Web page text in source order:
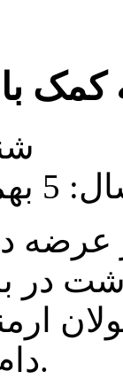
کمک
17:15
عرضه
در
دام وارد کشور می‌کند.